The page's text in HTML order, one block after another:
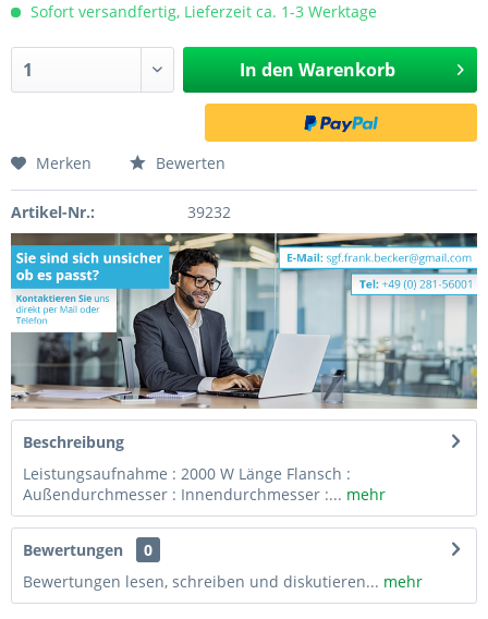
Sofort versandfertig, Lieferzeit ca. 1-3 Werktage
In den Warenkorb
Merken Bewerten
Artikel-Nr.: 39232
Beschreibung
Leistungsaufnahme : 2000 W Länge Flansch :
Außendurchmesser : Innendurchmesser :... mehr
Bewertungen
0
Bewertungen lesen, schreiben und diskutieren... mehr